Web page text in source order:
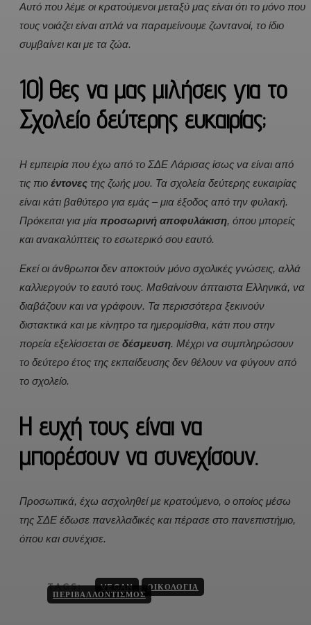
Αυτό που λέμε οι κρατούμενοι μεταξύ μας είναι ότι το μόνο που
τους νοιάζει είναι απλά να παραμείνουμε ζωντανοί, το ίδιο
συμβαίνει και με τα ζώα.
10) Θες να μας μιλήσεις για το
Σχολείο δεύτερης ευκαιρίας;
H εμπειρία που έχω από το ΣΔΕ Λάρισας ίσως να είναι από
τις πιο έντονες της ζωής μου. Τα σχολεία δεύτερης ευκαιρίας
είναι κάτι βαθύτερο για εμάς – μια έξοδος από την φυλακή.
Πρόκειται για μία προσωρινή αποφυλάκιση, όπου μπορείς
και ανακαλύπτεις το εσωτερικό σου εαυτό.
Εκεί οι άνθρωποι δεν αποκτούν μόνο σχολικές γνώσεις, αλλά
καλλιεργούν το εαυτό τους. Μαθαίνουν άπταιστα Ελληνικά, να
διαβάζουν και να γράφουν. Τα περισσότερα ξεκινούν
διστακτικά και με κίνητρο τα ημερομίσθια, κάτι που στην
πορεία εξελίσσεται σε δέσμευση. Μέχρι να συμπληρώσουν
το δεύτερο έτος της εκπαίδευσης δεν θέλουν να φύγουν από
το σχολείο.
Η ευχή τους είναι να
μπορέσουν να συνεχίσουν.
Προσωπικά, έχω ασχοληθεί με κρατούμενο, ο οποίος μέσω
της ΣΔΕ έδωσε πανελλαδικές και πέρασε στο πανεπιστήμιο,
όπου και συνέχισε.
TAGS: VEGAN ΟΙΚΟΛΟΓΊΑ
ΠΕΡΙΒΑΛΛΟΝΤΙΣΜΌΣ